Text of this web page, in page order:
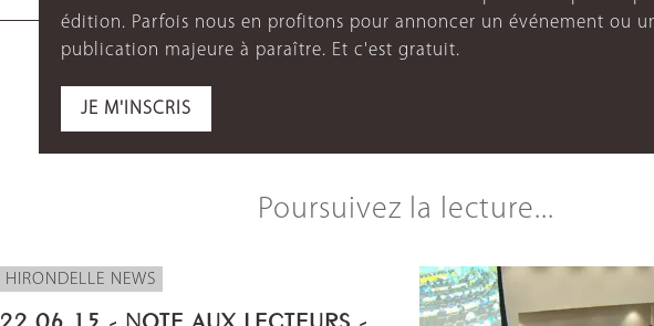
édition. Parfois nous en profitons pour annoncer un événement ou
publication majeure à paraître. Et c'est gratuit.
JE M'INSCRIS
Poursuivez la lecture...
HIRONDELLE NEWS
22.06.15 - NOTE AUX LECTEURS -